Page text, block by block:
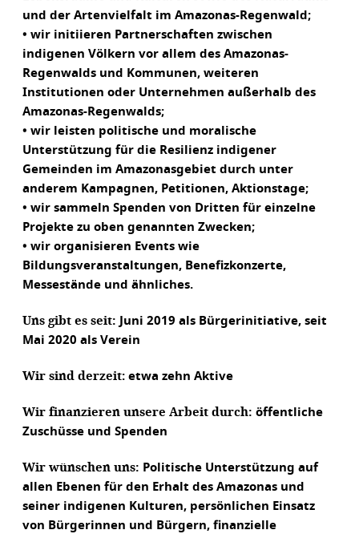
und der Artenvielfalt im Amazonas-Regenwald;
• wir initiieren Partnerschaften zwischen
indigenen Völkern vor allem des Amazonas-
Regenwalds und Kommunen, weiteren
Institutionen oder Unternehmen außerhalb des
Amazonas-Regenwalds;
• wir leisten politische und moralische
Unterstützung für die Resilienz indigener
Gemeinden im Amazonasgebiet durch unter
anderem Kampagnen, Petitionen, Aktionstage;
• wir sammeln Spenden von Dritten für einzelne
Projekte zu oben genannten Zwecken;
• wir organisieren Events wie
Bildungsveranstaltungen, Benefizkonzerte,
Messestände und ähnliches.
Uns gibt es seit:
Juni 2019 als Bürgerinitiative, seit
Mai 2020 als Verein
Wir sind derzeit: etwa zehn Aktive
Wir finanzieren unsere Arbeit durch: öffentliche
Zuschüsse und Spenden
Wir wünschen uns: Politische Unterstützung auf
allen Ebenen für den Erhalt des Amazonas und
seiner indigenen Kulturen, persönlichen Einsatz
von Bürgerinnen und Bürgern, finanzielle